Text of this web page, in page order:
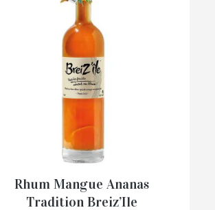
Rhum Mangue Ananas
Tradition Breiz’Ile